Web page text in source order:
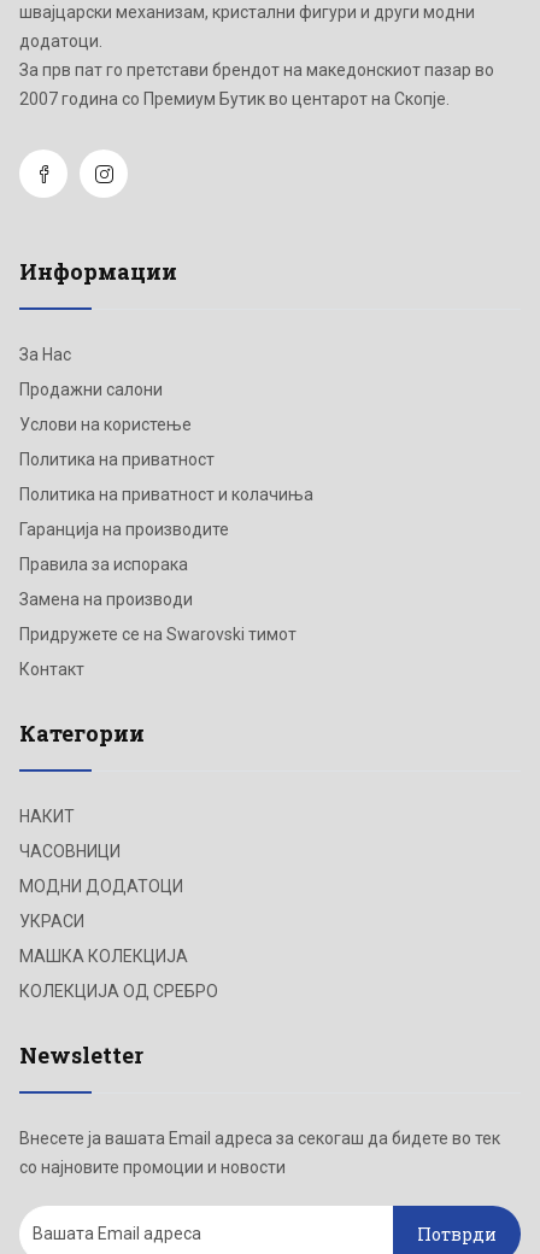
швајцарски механизам, кристални фигури и други модни
додатоци.
Зa прв пат го претстави брендот на македонскиот пазар во
2007 година со Премиум Бутик во центарот на Скопје.
Информации
За Нас
Продажни салони
Услови на користење
Политика на приватност
Политика на приватност и колачиња
Гаранција на производите
Правила за испорака
Замена на производи
Придружете се на Swarovski тимот
Контакт
Категории
НАКИТ
ЧАСОВНИЦИ
МОДНИ ДОДАТОЦИ
УКРАСИ
МАШКА КОЛЕКЦИЈА
КОЛЕКЦИЈА ОД СРЕБРО
Newsletter
Внесете ја вашата Email адреса за секогаш да бидете во тек
со најновите промоции и новости
Потврди